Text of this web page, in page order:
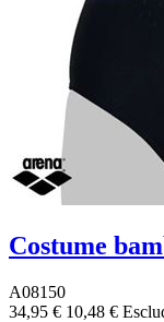
Costume
A08150
34,95 € 10,48 €